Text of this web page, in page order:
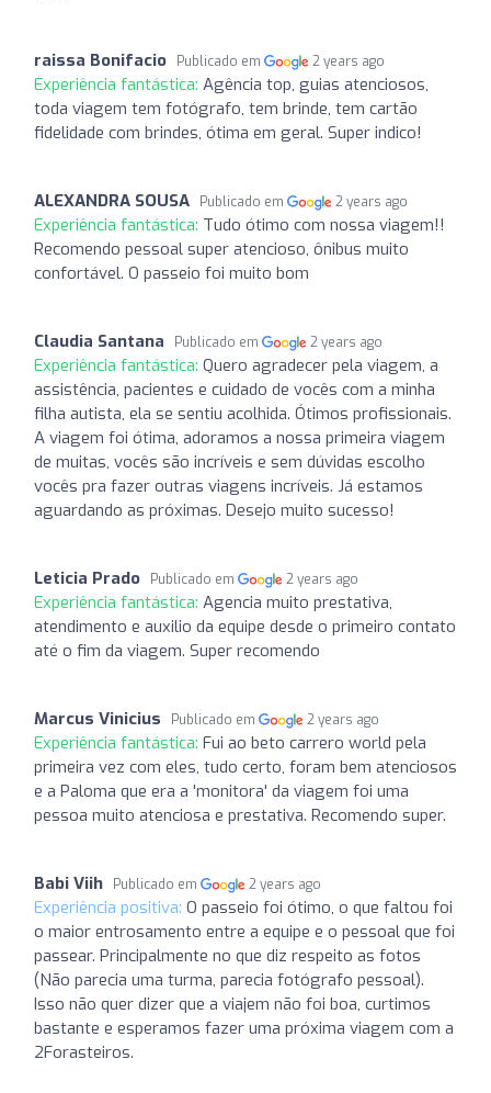
raissa Bonifacio Publicado em 2 years ago
Experiência fantástica: Agência top, guias atenciosos,
toda viagem tem fotógrafo, tem brinde, tem cartão
fidelidade com brindes, ótima em geral. Super indico!
ALEXANDRA SOUSA Publicado em 2 years ago
Experiência fantástica: Tudo ótimo com nossa viagem!!
Recomendo pessoal super atencioso, ônibus muito
confortável. O passeio foi muito bom
Claudia Santana Publicado em 2 years ago
Experiência fantástica: Quero agradecer pela viagem, a
assistência, pacientes e cuidado de vocês com a minha
filha autista, ela se sentiu acolhida. Ótimos profissionais.
A viagem foi ótima, adoramos a nossa primeira viagem
de muitas, vocês são incríveis e sem dúvidas escolho
vocês pra fazer outras viagens incríveis. Já estamos
aguardando as próximas. Desejo muito sucesso!
Leticia Prado Publicado em 2 years ago
Experiência fantástica: Agencia muito prestativa,
atendimento e auxilio da equipe desde o primeiro contato
até o fim da viagem. Super recomendo
Marcus Vinicius Publicado em 2 years ago
Experiência fantástica: Fui ao beto carrero world pela
primeira vez com eles, tudo certo, foram bem atenciosos
e a Paloma que era a 'monitora' da viagem foi uma
pessoa muito atenciosa e prestativa. Recomendo super.
Babi Viih Publicado em 2 years ago
Experiência positiva: O passeio foi ótimo, o que faltou foi
o maior entrosamento entre a equipe e o pessoal que foi
passear. Principalmente no que diz respeito as fotos
(Não parecia uma turma, parecia fotógrafo pessoal).
Isso não quer dizer que a viajem não foi boa, curtimos
bastante e esperamos fazer uma próxima viagem com a
2Forasteiros.